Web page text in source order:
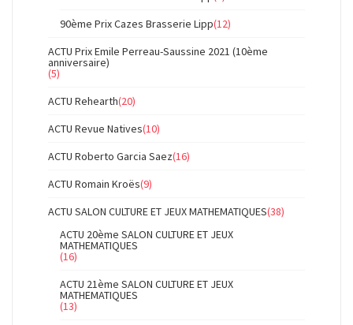
90ème Prix Cazes Brasserie Lipp(12)
ACTU Prix Emile Perreau-Saussine 2021 (10ème
anniversaire)
(5)
ACTU Rehearth(20)
ACTU Revue Natives(10)
ACTU Roberto Garcia Saez(16)
ACTU Romain Kroës(9)
ACTU SALON CULTURE ET JEUX MATHEMATIQUES(38)
ACTU 20ème SALON CULTURE ET JEUX
MATHEMATIQUES
(16)
ACTU 21ème SALON CULTURE ET JEUX
MATHEMATIQUES
(13)